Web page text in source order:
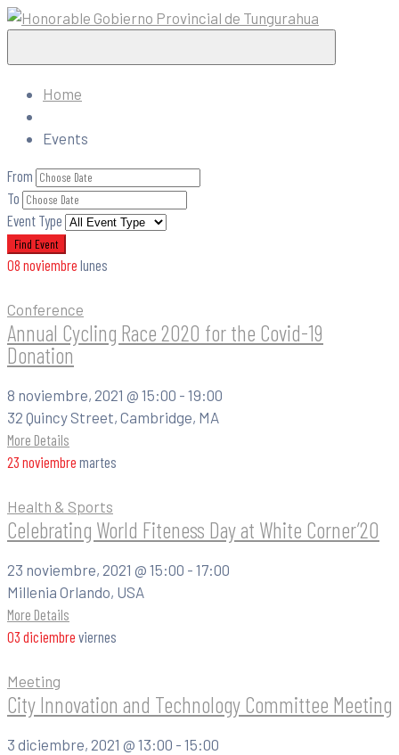
Home
Events
From
To
Event Type
08 noviembre lunes
Conference
Annual Cycling Race 2020 for the Covid-19
Donation
8 noviembre, 2021 @ 15:00 - 19:00
32 Quincy Street, Cambridge, MA
More Details
23 noviembre martes
Health & Sports
Celebrating World Fiteness Day at White Corner’20
23 noviembre, 2021 @ 15:00 - 17:00
Millenia Orlando, USA
More Details
03 diciembre viernes
Meeting
City Innovation and Technology Committee Meeting
3 diciembre, 2021 @ 13:00 - 15:00